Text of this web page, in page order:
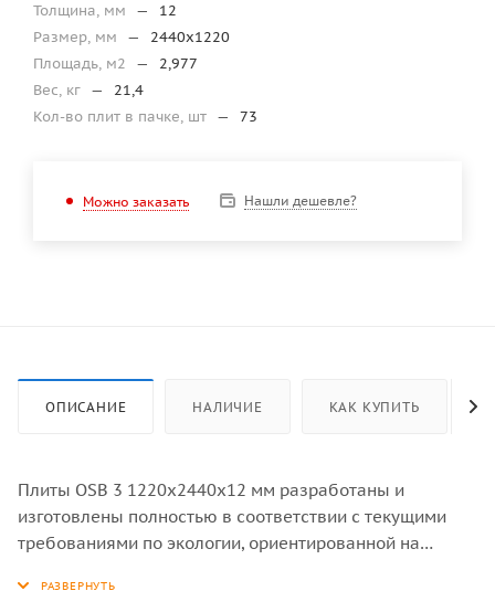
Толщина, мм
—
12
Размер, мм
—
2440х1220
Площадь, м2
—
2,977
Вес, кг —
21,4
Кол-во плит в пачке, шт — 73
Можно заказать Нашли дешевле?
ОПИСАНИЕ НАЛИЧИЕ КАК КУПИТЬ
Плиты OSB 3 1220х2440х12 мм разработаны и
изготовлены полностью в соответствии с текущими
требованиями по экологии, ориентированной на